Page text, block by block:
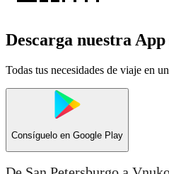
Descarga nuestra
Todas tus necesidades de viaje en
Consíguelo en Google Play